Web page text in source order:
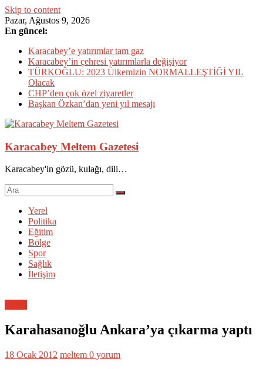
Skip to content
Pazar, Ağustos 9, 2026
En güncel:
Karacabey’e yatırımlar tam gaz
Karacabey’in çehresi yatırımlarla değişiyor
TÜRKOĞLU: 2023 Ülkemizin NORMALLEŞTİĞİ YIL
Olacak
CHP’den çok özel ziyaretler
Başkan Özkan’dan yeni yıl mesajı
Karacabey Meltem Gazetesi
Karacabey'in gözü, kulağı, dili…
Yerel
Politika
Eğitim
Bölge
Spor
Sağlık
İletişim
Karahasanoğlu Ankara’ya çıkarma yaptı
18 Ocak 2012 meltem 0 yorum